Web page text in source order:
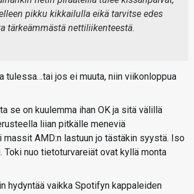
pikku kikkailulla eikä tarvitse edes
tärkeämmästä nettiliikenteestä.
tulessa…tai jos ei muuta, niin viikonloppua
se on kuulemma ihan OK ja sitä välillä
liian pitkälle meneviä
AMD:n lastuun jo tästäkin syystä. Iso
nuo tietoturvareiät ovat kyllä monta
hydyntää vaikka Spotifyn kappaleiden